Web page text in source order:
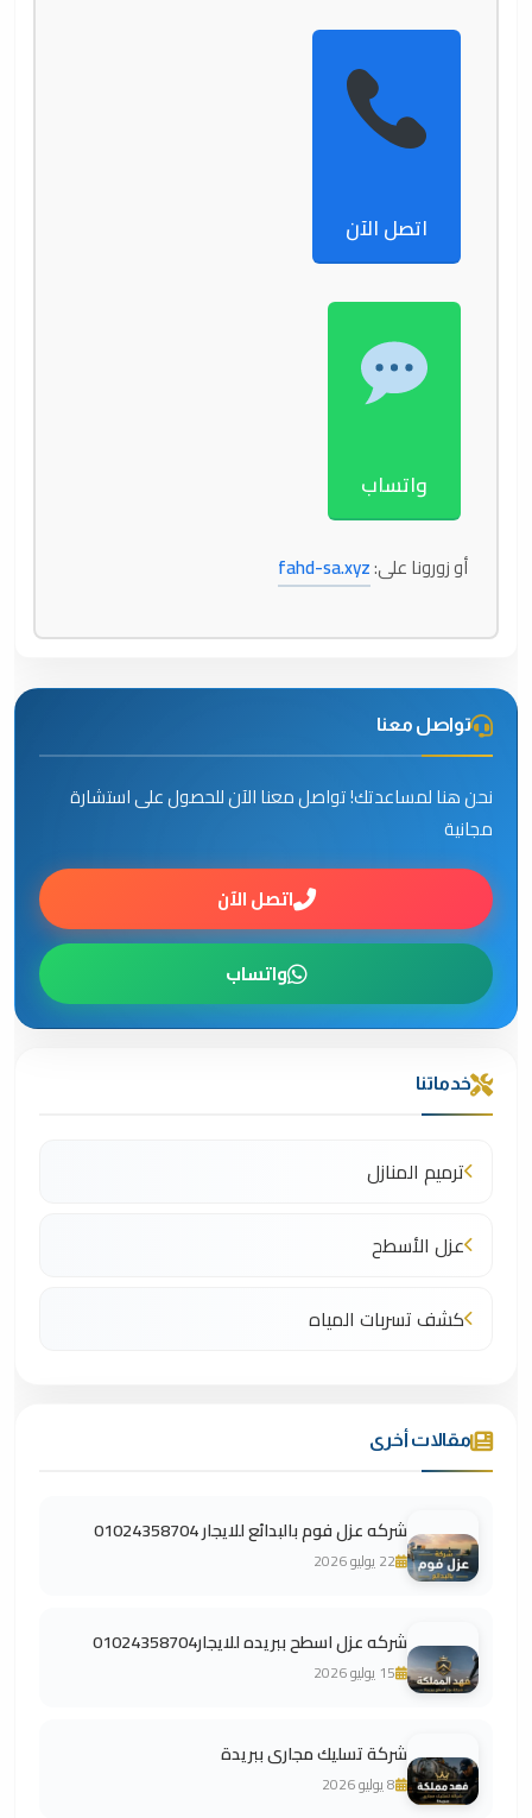
اتصل الآن
واتساب
أو زورونا على:fahd-sa.xyz
تواصل معنا
نحن هنا لمساعدتك! تواصل معنا الآن للحصول على استشارة
مجانية
اتصل الآن
واتساب
خدماتنا
ترميم المنازل
عزل الأسطح
كشف تسربات المياه
مقالات أخرى
شركه عزل فوم بالبدائع للايجار 01024358704
22 يوليو 2026
شركه عزل اسطح ببريده للايجار01024358704
15 يوليو 2026
شركة تسليك مجارى ببريدة
8 يوليو 2026